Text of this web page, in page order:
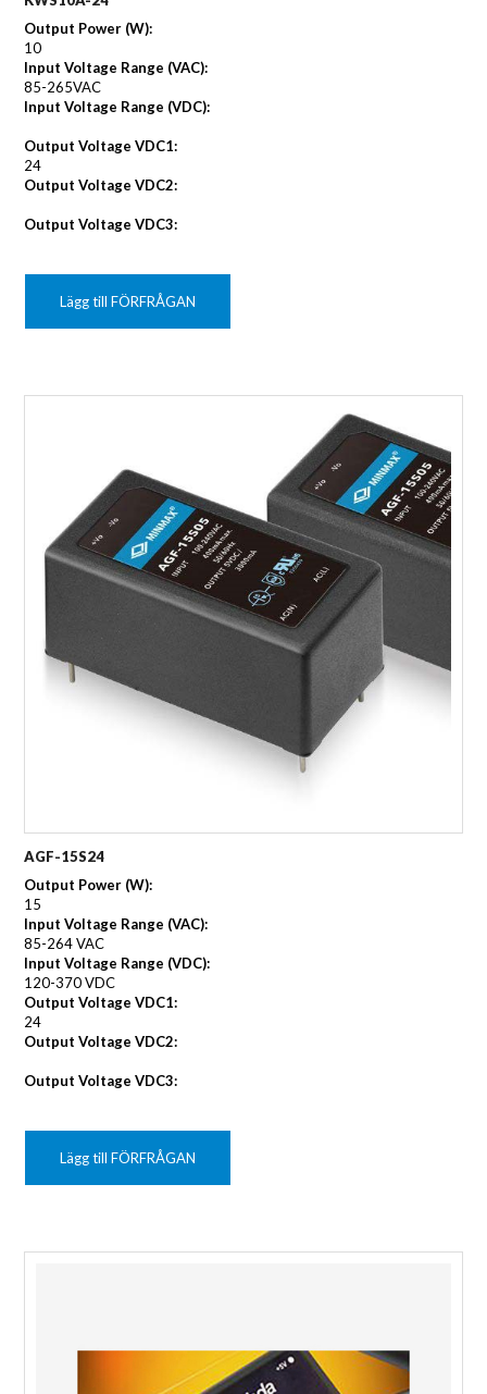
Output Power (W):
10
Input Voltage Range (VAC):
85-265VAC
Input Voltage Range (VDC):
Output Voltage VDC1:
24
Output Voltage VDC2:
Output Voltage VDC3:
Lägg till FÖRFRÅGAN
AGF-15S24
Output Power (W):
15
Input Voltage Range (VAC):
85-264 VAC
Input Voltage Range (VDC):
120-370 VDC
Output Voltage VDC1:
24
Output Voltage VDC2:
Output Voltage VDC3:
Lägg till FÖRFRÅGAN